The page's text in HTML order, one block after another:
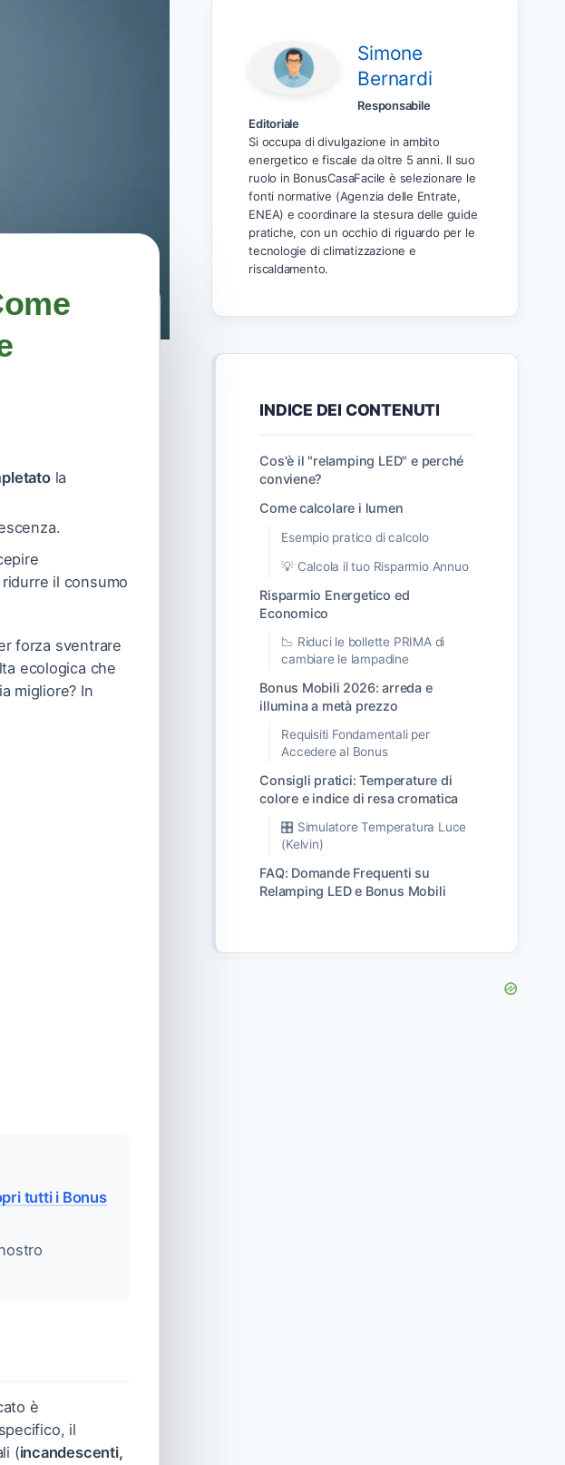
la
il consumo
forza sventrare
ecologica che
migliore? In
tutti i Bonus
è
il
(incandescenti,
Simone
Bernardi
Responsabile
Editoriale
Si occupa di divulgazione in ambito
energetico e fiscale da oltre 5 anni. Il suo
ruolo in BonusCasaFacile è selezionare le
fonti normative (Agenzia delle Entrate,
ENEA) e coordinare la stesura delle guide
pratiche, con un occhio di riguardo per le
tecnologie di climatizzazione e
riscaldamento.
INDICE DEI CONTENUTI
Cos'è il "relamping LED" e perché
conviene?
Come calcolare i lumen
Esempio pratico di calcolo
💡 Calcola il tuo Risparmio Annuo
Risparmio Energetico ed
Economico
📉 Riduci le bollette PRIMA di
cambiare le lampadine
Bonus Mobili 2026: arreda e
illumina a metà prezzo
Requisiti Fondamentali per
Accedere al Bonus
Consigli pratici: Temperature di
colore e indice di resa cromatica
🎛️ Simulatore Temperatura Luce
(Kelvin)
FAQ: Domande Frequenti su
Relamping LED e Bonus Mobili